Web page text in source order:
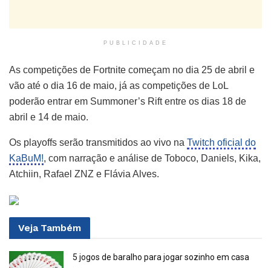
PUBLICIDADE
As competições de Fortnite começam no dia 25 de abril e
vão até o dia 16 de maio, já as competições de LoL
poderão entrar em Summoner’s Rift entre os dias 18 de
abril e 14 de maio.
Os playoffs serão transmitidos ao vivo na Twitch oficial do
KaBuM!, com narração e análise de Toboco, Daniels, Kika,
Atchiin, Rafael ZNZ e Flávia Alves.
Veja Também
5 jogos de baralho para jogar sozinho em casa